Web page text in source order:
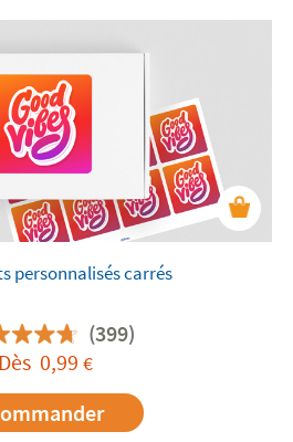
personnalisés carrés
(399)
Dès 0,99 €